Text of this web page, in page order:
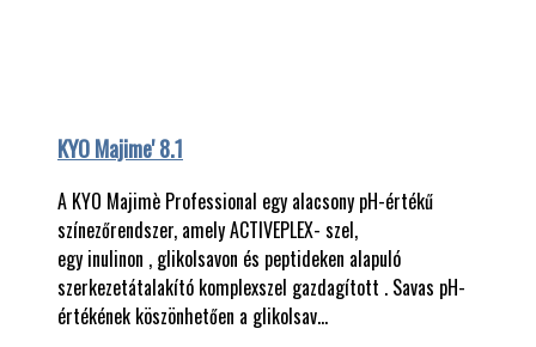
KYO Majime' 8.1
A KYO Majimè Professional egy alacsony pH-értékű
színezőrendszer, amely ACTIVEPLEX- szel,
egy inulinon , glikolsavon és peptideken alapuló
szerkezetátalakító komplexszel gazdagított . Savas pH-
értékének köszönhetően a glikolsav…